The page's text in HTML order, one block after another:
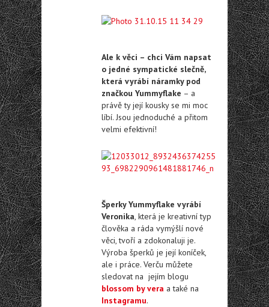
Ale k věci – chci Vám napsat
o jedné sympatické slečně,
která vyrábí náramky pod
značkou Yummyflake – a
právě ty její kousky se mi moc
líbí. Jsou jednoduché a přitom
velmi efektivní!
Šperky Yummyflake vyrábí
Veronika , která je kreativní typ
člověka a ráda vymýšlí nové
věci, tvoří a zdokonaluji je.
Výroba šperků je její koníček,
ale i práce. Verču můžete
sledovat na jejím blogu
blossom by vera a také na
Instagramu.